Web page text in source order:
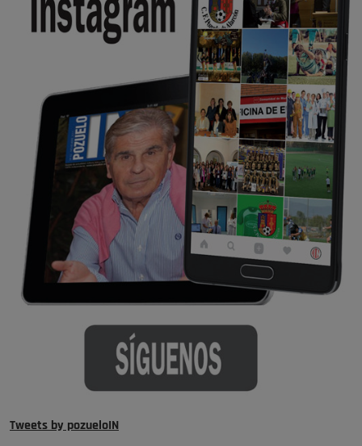
Tweets by pozueloIN